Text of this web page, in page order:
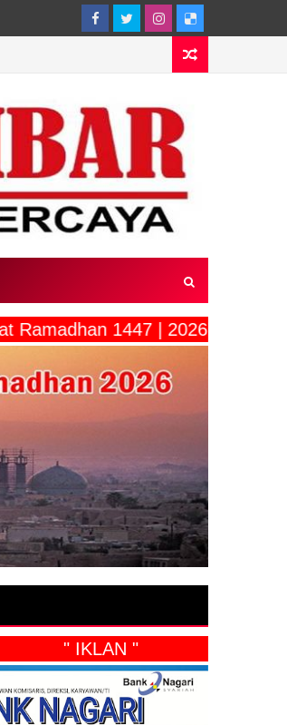
Ramadhan 1447 | 2026"
" IKLAN "